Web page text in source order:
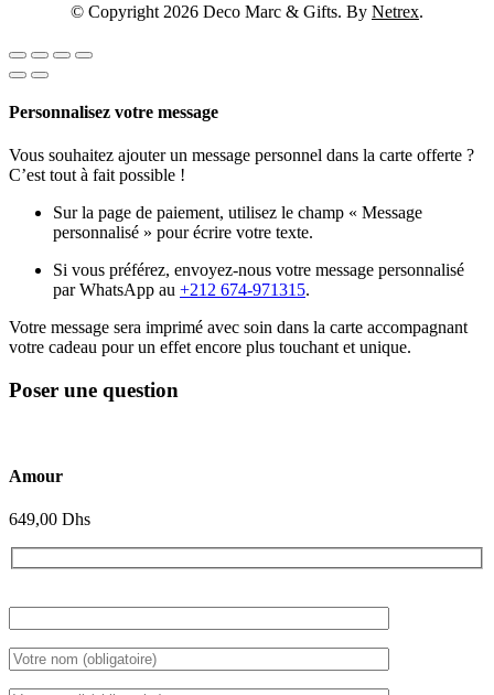
© Copyright 2026 Deco Marc & Gifts. By Netrex.
Personnalisez votre message
Vous souhaitez ajouter un message personnel dans la carte offerte ?
C’est tout à fait possible !
Sur la page de paiement, utilisez le champ « Message
personnalisé » pour écrire votre texte.
Si vous préférez, envoyez-nous votre message personnalisé
par WhatsApp au +212 674-971315.
Votre message sera imprimé avec soin dans la carte accompagnant
votre cadeau pour un effet encore plus touchant et unique.
Poser une question
Amour
649,00 Dhs